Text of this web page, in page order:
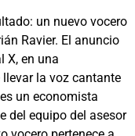
un nuevo vocero
Ravier. El anuncio
X, en una
la voz cantante
un economista
del equipo del asesor